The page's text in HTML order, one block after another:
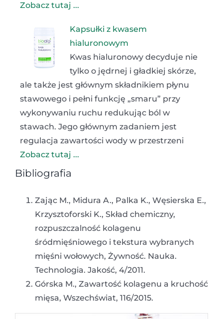
Zobacz tutaj ...
Kapsułki z kwasem
hialuronowym
Kwas hialuronowy decyduje nie
tylko o jędrnej i gładkiej skórze,
ale także jest głównym składnikiem płynu
stawowego i pełni funkcję „smaru” przy
wykonywaniu ruchu redukując ból w
stawach. Jego głównym zadaniem jest
regulacja zawartości wody w przestrzeni
Zobacz tutaj ...
Bibliografia
Zając M., Midura A., Palka K., Węsierska E.,
Krzysztoforski K., Skład chemiczny,
rozpuszczalność kolagenu
śródmięśniowego i tekstura wybranych
mięśni wołowych, Żywność. Nauka.
Technologia. Jakość, 4/2011.
Górska M., Zawartość kolagenu a kruchość
mięsa, Wszechświat, 116/2015.